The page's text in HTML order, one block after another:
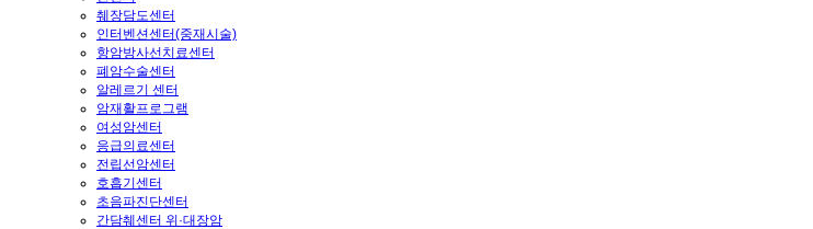
췌장담도센터
인터벤션센터(중재시술)
항암방사선치료센터
폐암수술센터
알레르기 센터
암재활프로그램
여성암센터
응급의료센터
전립선암센터
호흡기센터
초음파진단센터
간담췌센터 위·대장암